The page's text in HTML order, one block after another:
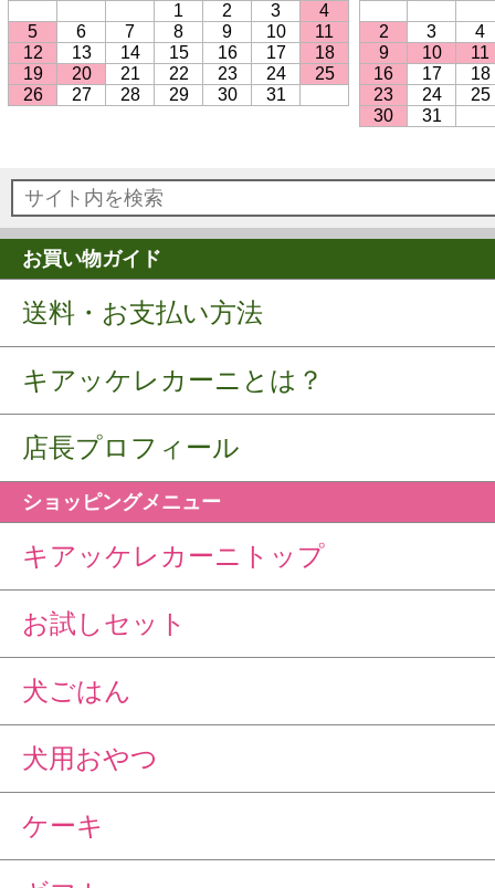
1
2 3
4
5
6 7 8 9 10
11
12
13 14 15 16 17
18
19
20 21 22 23 24
25
26
27 28 29 30 31
2 3
4
9
10
11
16
17
18
23
24
25
30
31
お買い物ガイド
送料・お支払い方法
キアッケレカーニとは？
店長プロフィール
ショッピングメニュー
キアッケレカーニトップ
お試しセット
犬ごはん
犬用おやつ
ケーキ